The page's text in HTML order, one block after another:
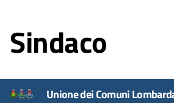
Sindaco
Unione dei Comuni